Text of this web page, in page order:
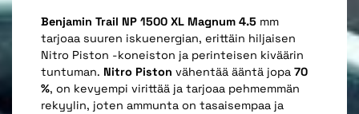
Benjamin Trail NP 1500 XL Magnum 4.5 mm
tarjoaa suuren iskuenergian, erittäin hiljaisen
Nitro Piston -koneiston ja perinteisen kiväärin
tuntuman. Nitro Piston vähentää ääntä jopa 70
%, on kevyempi virittää ja tarjoaa pehmemmän
rekyylin, joten ammunta on tasaisempaa ja